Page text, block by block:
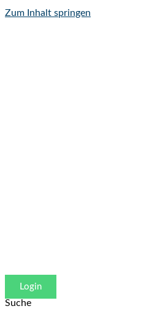
Zum Inhalt springen
Login
Suche